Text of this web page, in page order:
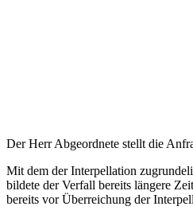
Der Herr Abgeordnete stellt die
Mit dem der Interpellation
bildete der Verfall bereits längere
bereits vor Überreichung der